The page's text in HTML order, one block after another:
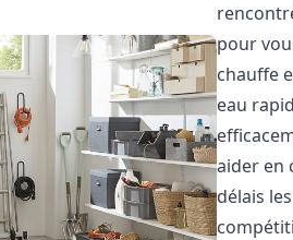
pour
chauffe
eau
aider en
délais